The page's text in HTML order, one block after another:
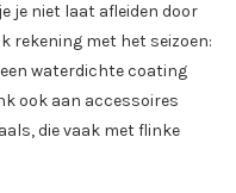
je niet laat afleiden door
rekening met het seizoen:
waterdichte coating
ook aan accessoires
die vaak met flinke